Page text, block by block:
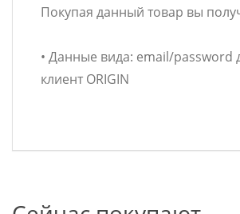
Покупая данный товар вы
• Данные вида: email/password
клиент ORIGIN